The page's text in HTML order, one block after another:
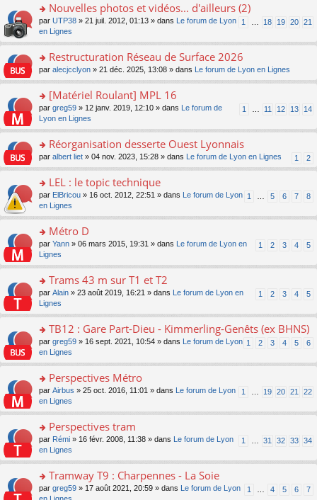
u
s
ré
c
e
nt
o
n
lu
le
u
s
ré
c
e
nt
g
e
n
o
n
lu
u
s
ré
c
e
er
le
m
e
s
s
e
n
o
n
lu
pl
s
ré
c
e
o
n
s
er
le
m
e
s
s
e
n
o
n
le
s
ré
e
Nouvelles photos et vidéos... d'ailleurs (2)
1 18 19 20 21
par UTP38 » 21 juil. 2012, 01:13 » dans
Le forum de Lyon
en Lignes
o
n
ult
er
le
m
e
s
g
e
n
o
n
le
s
ré
e
Restructuration Réseau de Surface 2026
par alecjcclyon » 21 déc. 2025, 13:08 » dans Le forum de Lyon en Lignes
o
s
er
le
m
e
s
s
e
n
o
n
lu
pl
ré
c
e
nt
[Matériel Roulant] MPL 16
1 11 12 13 14
par greg59 » 12 janv. 2019, 12:10 » dans
Le forum de
Lyon en Lignes
o
n
ult
er
le
m
e
s
s
e
n
o
n
lu
pl
ré
c
e
nt
Réorganisation desserte Ouest Lyonnais
1 2
par albert liet » 04 nov. 2023, 15:28 » dans Le forum de Lyon en Lignes
o
n
s
er
le
m
e
s
s
a
n
o
n
lu
le
u
c
e
nt
LEL : le topic technique
1 5 6 7 8
par ElBricou » 16 oct. 2012, 22:51 » dans
Le forum de Lyon
en Lignes
o
s
er
le
m
e
s
s
a
n
o
n
lu
le
u
c
e
Métro D
1 2 3 4 5
par Yann » 06 mars 2015, 19:31 » dans
Le forum de Lyon en
Lignes
o
s
er
le
m
e
s
s
a
n
o
n
lu
le
u
Trams 43 m sur T1 et T2
1 2 3 4 5
par Alain » 23 août 2019, 16:21 » dans
Le forum de Lyon en
Lignes
o
n
s
er
le
m
e
s
s
a
n
o
TB12 : Gare Part-Dieu - Kimmerling-Genêts (ex BHNS)
1 2 3 4 5 6
par greg59 » 16 sept. 2021, 10:54 » dans
Le forum de Lyon
en Lignes
o
n
s
er
le
m
e
s
s
a
Perspectives Métro
1 19 20 21 22
par Airbus » 25 oct. 2016, 11:01 » dans
Le forum de Lyon
en Lignes
o
n
s
er
le
Perspectives tram
1 31 32 33 34
par Rémi » 16 févr. 2008, 11:38 » dans
Le forum de Lyon
en Lignes
o
Tramway T9 : Charpennes - La Soie
1 4 5 6 7
par greg59 » 17 août 2021, 20:59 » dans
Le forum de Lyon